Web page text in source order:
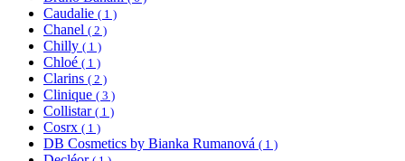
Caudalie ( 1 )
Chanel ( 2 )
Chilly ( 1 )
Chloé ( 1 )
Clarins ( 2 )
Clinique ( 3 )
Collistar ( 1 )
Cosrx ( 1 )
DB Cosmetics by Bianka Rumanová ( 1 )